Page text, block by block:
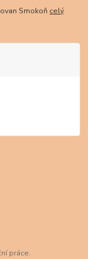
Smokoň celý
práce.